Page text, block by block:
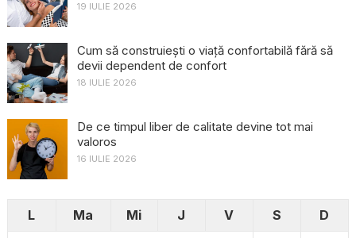
19 IULIE 2026
Cum să construiești o viață confortabilă fără să
devii dependent de confort
18 IULIE 2026
De ce timpul liber de calitate devine tot mai
valoros
16 IULIE 2026
L Ma Mi J V S
D